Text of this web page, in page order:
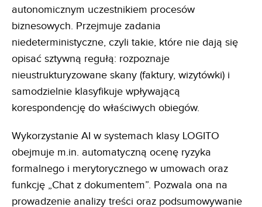
autonomicznym uczestnikiem procesów
biznesowych. Przejmuje zadania
niedeterministyczne, czyli takie, które nie dają się
opisać sztywną regułą: rozpoznaje
nieustrukturyzowane skany (faktury, wizytówki) i
samodzielnie klasyfikuje wpływającą
korespondencję do właściwych obiegów.
Wykorzystanie AI w systemach klasy LOGITO
obejmuje m.in. automatyczną ocenę ryzyka
formalnego i merytorycznego w umowach oraz
funkcję „Chat z dokumentem”. Pozwala ona na
prowadzenie analizy treści oraz podsumowywanie